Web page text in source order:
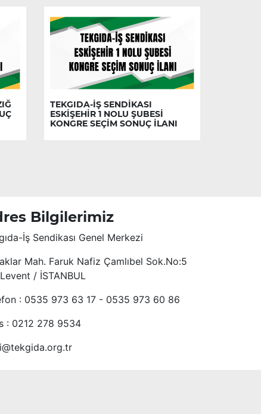
TEKGIDA-İŞ SENDİKASI
ESKİŞEHİR 1 NOLU ŞUBESİ
KONGRE SEÇİM SONUÇ İLANI
Bilgilerimiz
İş Sendikası Genel Merkezi
Mah. Faruk Nafiz Çamlıbel Sok.No:5
/ İSTANBUL
: 0535 973 63 17 - 0535 973 60 86
: 0212 278 9534